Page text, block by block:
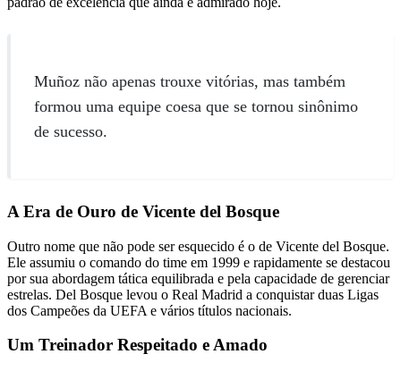
Muñoz não apenas trouxe vitórias, mas também
formou uma equipe coesa que se tornou sinônimo
de sucesso.
A Era de Ouro de Vicente del Bosque
Outro nome que não pode ser esquecido é o de Vicente del Bosque.
Ele assumiu o comando do time em 1999 e rapidamente se destacou
por sua abordagem tática equilibrada e pela capacidade de gerenciar
estrelas. Del Bosque levou o Real Madrid a conquistar duas Ligas
dos Campeões da UEFA e vários títulos nacionais.
Um Treinador Respeitado e Amado